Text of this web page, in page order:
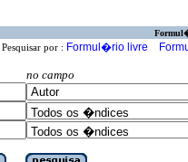
Pesquisar por : Formul�rio livre
no campo